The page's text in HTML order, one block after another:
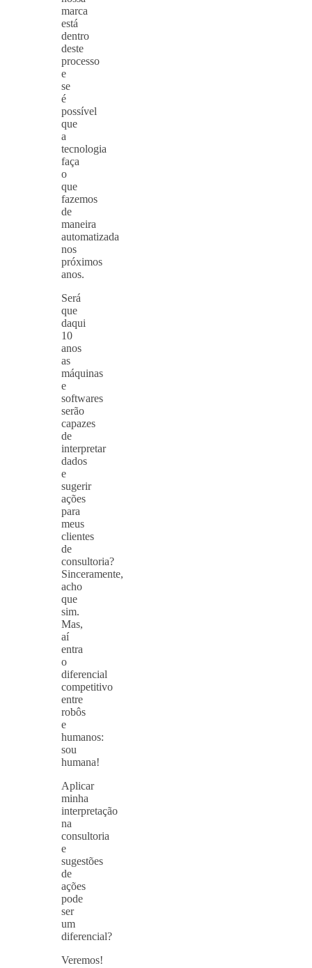
marca
está
dentro
deste
processo
e
se
é
possível
que
a
tecnologia
faça
o
que
fazemos
de
maneira
automatizada
nos
próximos
anos.
Será
que
daqui
10
anos
as
máquinas
e
softwares
serão
capazes
de
interpretar
dados
e
sugerir
ações
para
meus
clientes
de
consultoria?
Sinceramente,
acho
que
sim.
Mas,
aí
entra
o
diferencial
competitivo
entre
robôs
e
humanos:
sou
humana!
Aplicar
minha
interpretação
na
consultoria
e
sugestões
de
ações
pode
ser
um
diferencial?
Veremos!